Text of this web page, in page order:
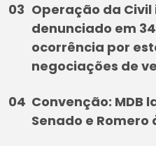
Operação da
denunciado em
ocorrência por
negociações de
Convenção: MDB
Senado e